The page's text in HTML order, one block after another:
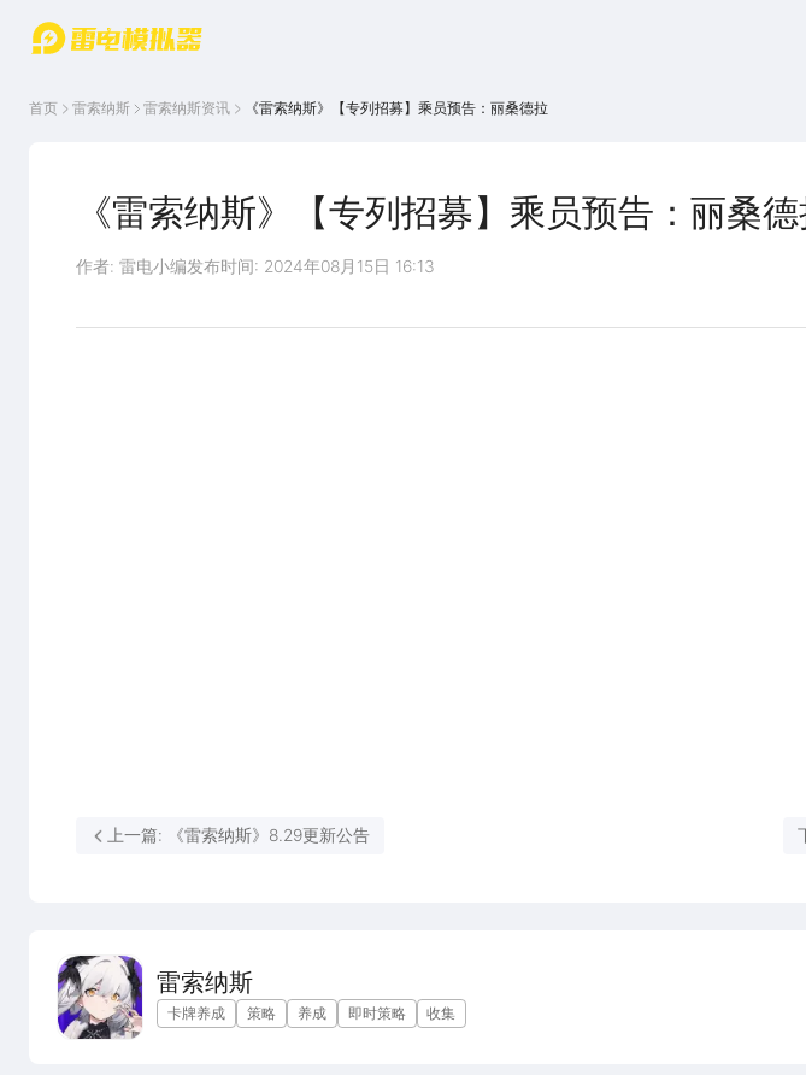
首页
游戏中
心
雷电圈
坛
WIKI
首页 雷索纳斯 雷索纳斯资讯 《雷索纳斯》【专列招募】乘员预告：丽桑德拉
《雷索纳斯》【专列招募】乘员预告：丽桑
作者: 雷电小编发布时间: 2024年08月15日 16:13
上一篇: 《雷索纳斯》8.29更新公告
雷索纳斯
卡牌养成 策略 养成 即时策略 收集